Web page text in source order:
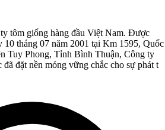
tôm giống hàng đầu Việt Nam. Được
10 tháng 07 năm 2001 tại Km 1595, Quốc
Tuy Phong, Tỉnh Bình Thuận, Công ty
đặt nền móng vững chắc cho sự phát t